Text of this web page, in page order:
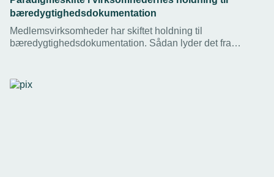
bæredygtighedsdokumentation
Medlemsvirksomheder har skiftet holdning til
bæredygtighedsdokumentation. Sådan lyder det fra
tendens, der understøttes af ny undersøgelse fra
Danmarks Erhvervsfremmebestyrelse.